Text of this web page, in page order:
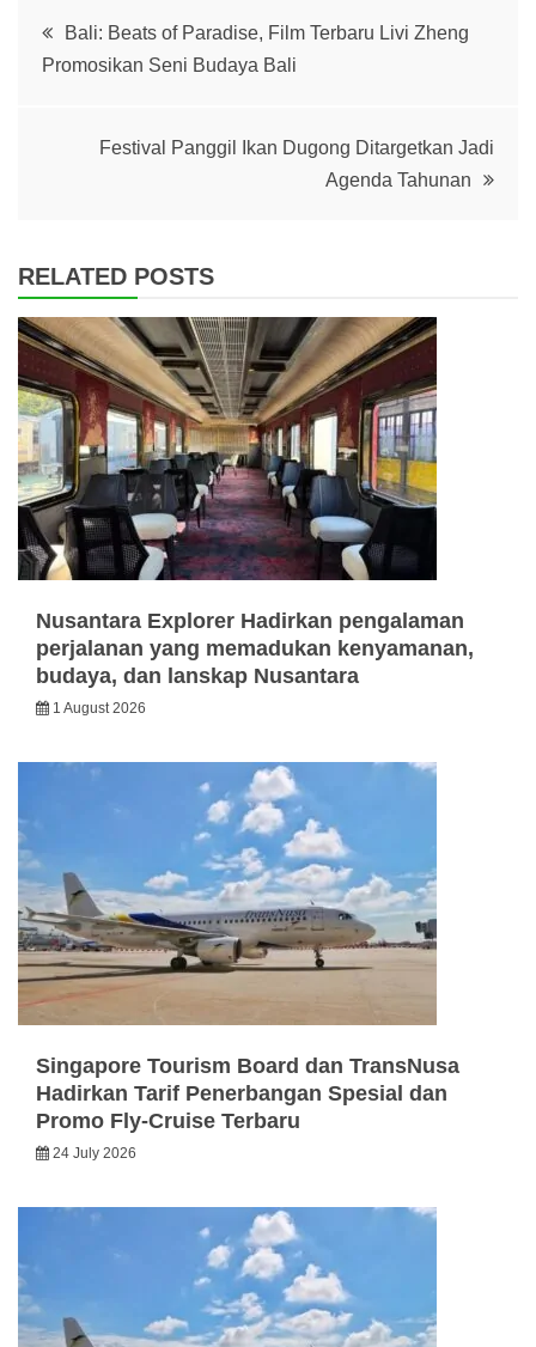
PostBali: Beats of Paradise, Film Terbaru Livi Zheng
Promosikan Seni Budaya Bali
Festival Panggil Ikan Dugong Ditargetkan Jadi
Agenda Tahunan
RELATED POSTS
Nusantara Explorer Hadirkan pengalaman
perjalanan yang memadukan kenyamanan,
budaya, dan lanskap Nusantara
1 August 2026
Singapore Tourism Board dan TransNusa
Hadirkan Tarif Penerbangan Spesial dan
Promo Fly-Cruise Terbaru
24 July 2026